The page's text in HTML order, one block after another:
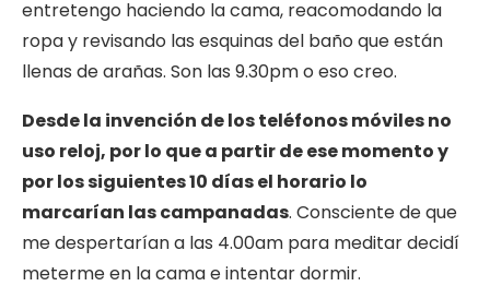
entretengo haciendo la cama, reacomodando la
ropa y revisando las esquinas del baño que están
llenas de arañas. Son las 9.30pm o eso creo.
Desde la invención de los teléfonos móviles no
uso reloj, por lo que a partir de ese momento y
por los siguientes 10 días el horario lo
marcarían las campanadas. Consciente de que
me despertarían a las 4.00am para meditar decidí
meterme en la cama e intentar dormir.